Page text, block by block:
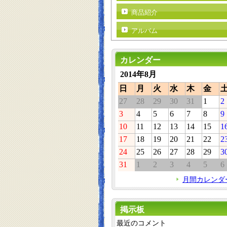
商品紹介
アルバム
カレンダー
2014年8月
日
月 火 水 木 金
27
28 29 30 31 1
2
3
4 5 6 7 8
9
10
11 12 13 14 15
17
18 19 20 21 22
24
25 26 27 28 29
31
1 2 3 4 5 6
月間カレンダ
掲示板
最近のコメント